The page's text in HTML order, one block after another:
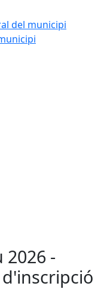
del municipi
2026 -